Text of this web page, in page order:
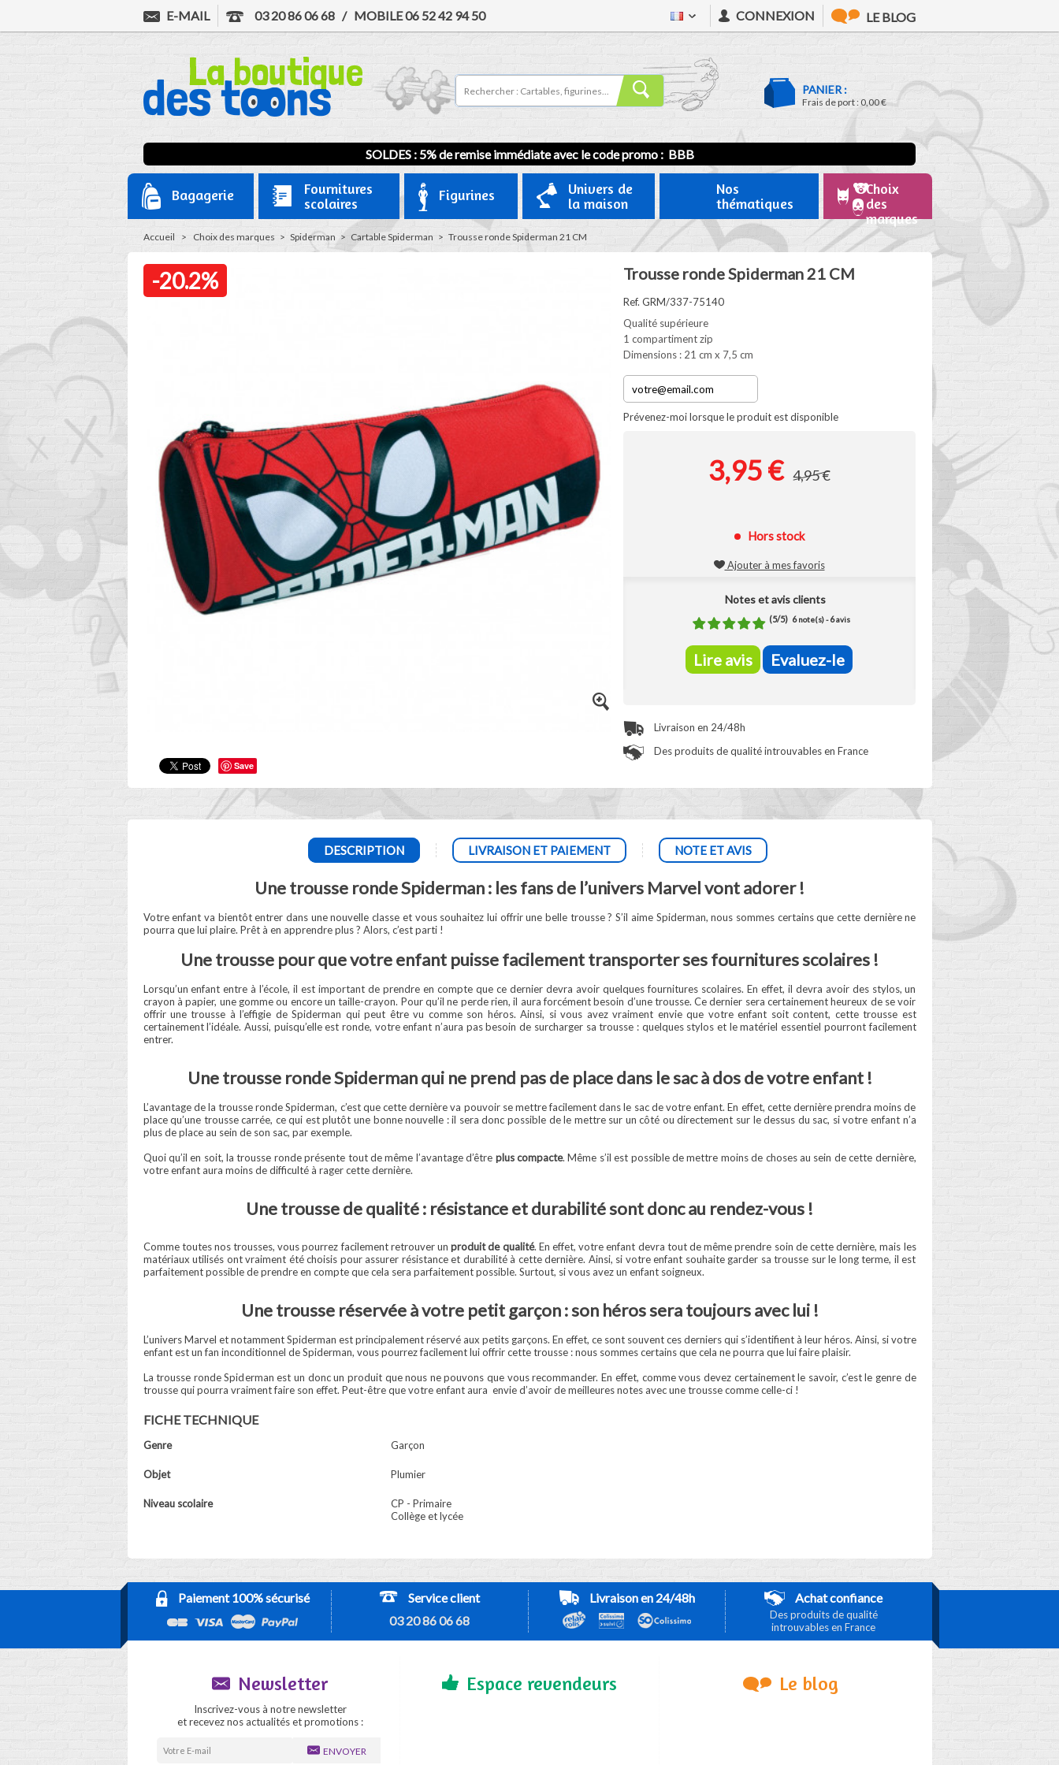
E-MAIL 03 20 86 06 68 / MOBILE06 52 42 94 50 CONNEXION LE BLOG
PANIER :
Frais de port : 0,00 €
SOLDES : 5% de remise immédiate avec le code promo : BBB
Bagagerie
Fournitures
scolaires
Figurines
Univers de
la maison
Nos
thématiques
Choix
des
marques
Accueil > Choix des marques > Spiderman > Cartable Spiderman > Trousse ronde Spiderman 21 CM
-20.2%
Save
Trousse ronde Spiderman 21 CM
Ref. GRM/337-75140
Qualité supérieure
1 compartiment zip
Dimensions : 21 cm x 7,5 cm
Prévenez-moi lorsque le produit est disponible
3,95 € 4,95 €
Hors stock
Ajouter à mes favoris
Notes et avis clients
(5/5) 6note(s) -6avis
Lire avis Evaluez-le
Livraison en 24/48h
Des produits de qualité introuvables en France
DESCRIPTION LIVRAISON ET PAIEMENT NOTE ET AVIS
Une trousse ronde Spiderman : les fans de l’univers Marvel vont adorer !
Votre enfant va bientôt entrer dans une nouvelle classe et vous souhaitez lui offrir une belle trousse ? S’il aime Spiderman, nous sommes certains que cette dernière ne
pourra que lui plaire. Prêt à en apprendre plus ? Alors, c’est parti !
Une trousse pour que votre enfant puisse facilement transporter ses fournitures scolaires !
Lorsqu’un enfant entre à l’école, il est important de prendre en compte que ce dernier devra avoir quelques fournitures scolaires. En effet, il devra avoir des stylos, un
crayon à papier, une gomme ou encore un taille-crayon. Pour qu’il ne perde rien, il aura forcément besoin d’une trousse. Ce dernier sera certainement heureux de se voir
offrir une trousse à l’effigie de Spiderman qui peut être vu comme son héros. Ainsi, si vous avez vraiment envie que votre enfant soit content, cette trousse est
certainement l’idéale. Aussi, puisqu’elle est ronde, votre enfant n’aura pas besoin de surcharger sa trousse : quelques stylos et le matériel essentiel pourront facilement
entrer.
Une trousse ronde Spiderman qui ne prend pas de place dans le sac à dos de votre enfant !
L’avantage de la trousse ronde Spiderman, c’est que cette dernière va pouvoir se mettre facilement dans le sac de votre enfant. En effet, cette dernière prendra moins de
place qu’une trousse carrée, ce qui est plutôt une bonne nouvelle : il sera donc possible de le mettre sur un côté ou directement sur le dessus du sac, si votre enfant n’a
plus de place au sein de son sac, par exemple.
Quoi qu’il en soit, la trousse ronde présente tout de même l’avantage d’être plus compacte. Même s’il est possible de mettre moins de choses au sein de cette dernière,
votre enfant aura moins de difficulté à rager cette dernière.
Une trousse de qualité : résistance et durabilité sont donc au rendez-vous !
Comme toutes nos trousses, vous pourrez facilement retrouver unproduit de qualité. En effet, votre enfant devra tout de même prendre soin de cette dernière, mais les
matériaux utilisés ont vraiment été choisis pour assurer résistance et durabilité à cette dernière. Ainsi, si votre enfant souhaite garder sa trousse sur le long terme, il est
parfaitement possible de prendre en compte que cela sera parfaitement possible. Surtout, si vous avez un enfant soigneux.
Une trousse réservée à votre petit garçon : son héros sera toujours avec lui !
L’univers Marvel et notamment Spiderman est principalement réservé aux petits garçons. En effet, ce sont souvent ces derniers qui s’identifient à leur héros. Ainsi, si votre
enfant est un fan inconditionnel de Spiderman, vous pourrez facilement lui offrir cette trousse : nous sommes certains que cela ne pourra que lui faire plaisir.
La trousse ronde Spiderman est un donc un produit que nous ne pouvons que vous recommander. En effet, comme vous devez certainement le savoir, c’est le genre de
trousse qui pourra vraiment faire son effet. Peut-être que votre enfant aura envie d’avoir de meilleures notes avec une trousse comme celle-ci !
FICHE TECHNIQUE
Genre Garçon
Objet Plumier
Niveau scolaire
CP - Primaire
Collège et lycée
Paiement 100% sécurisé
Service client
03 20 86 06 68
Livraison en 24/48h Achat confiance
Des produits de qualité
introuvables en France
Newsletter
Inscrivez-vous à notre newsletter
et recevez nos actualités et promotions :
ENVOYER
Espace revendeurs Le blog